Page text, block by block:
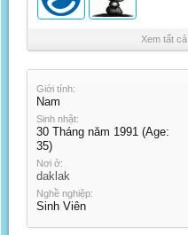
Xem tất cả
Giới tính:
Nam
Sinh nhật:
30 Tháng năm 1991 (Age:
35)
Nơi ở:
daklak
Nghề nghiệp:
Sinh Viên